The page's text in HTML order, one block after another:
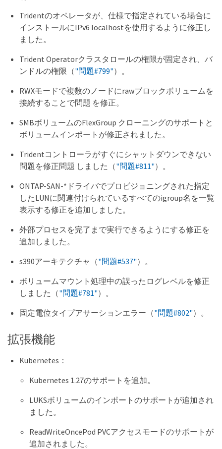
Tridentのオペレータが、仕様で指定されている場合に
インストールにIPv6 localhostを使用するように修正し
ました。
Trident Operatorクラスタロールの権限が固定され、バ
ンドルの権限（"問題#799"）。
RWXモードで複数のノードにrawブロックボリュームを
接続することで問題 を修正。
SMBボリュームのFlexGroup クローニングのサポートと
ボリュームインポートが修正されました。
Tridentコントローラがすぐにシャットダウンできない
問題を修正問題 しました（"問題#811"）。
ONTAP-SAN-*ドライバでプロビジョニングされた指定
したLUNに関連付けられているすべてのigroup名を一覧
表示する修正を追加しました。
外部プロセスを完了まで実行できるようにする修正を
追加しました。
s390アーキテクチャ（"問題#537"）。
ボリュームマウント処理中の誤ったログレベルを修正
しました（"問題#781"）。
固定電位タイプアサーションエラー（"問題#802"）。
拡張機能
Kubernetes：
Kubernetes 1.27のサポートを追加。
LUKSボリュームのインポートのサポートが追加され
ました。
ReadWriteOncePod PVCアクセスモードのサポートが
追加されました。